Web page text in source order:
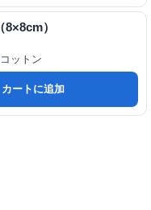
）
ットン
カートに追加